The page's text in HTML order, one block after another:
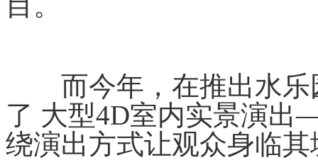
而今年，在推出水乐
了 大型4D室内实景演
绕演出方式让观众身临